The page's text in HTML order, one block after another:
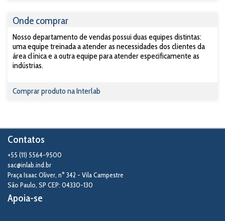
Onde comprar
Nosso departamento de vendas possui duas equipes distintas:
uma equipe treinada a atender as necessidades dos clientes da
área clínica e a outra equipe para atender especificamente as
indústrias.
Comprar produto na Interlab
Contatos
+55 (11) 5564-9500
sac@inlab.ind.br
Praça Isaac Oliver, n° 342 - Vila Campestre
São Paulo, SP CEP: 04330-130
Apoia-se